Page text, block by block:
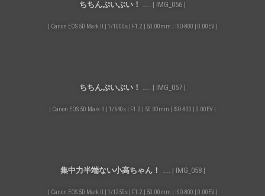
ちちんぷいぷい！ ….. | IMG_056 |
| Canon EOS 5D Mark II | 1/1000s | F1.2 | 50.00mm | ISO-800 | 0.00EV |
ちちんぷいぷい！ ….. | IMG_057 |
| Canon EOS 5D Mark II | 1/640s | F1.2 | 50.00mm | ISO-800 | 0.00EV |
集中力半端ない小高ちゃん！ ….. | IMG_058 |
| Canon EOS 5D Mark II | 1/1250s | F1.2 | 50.00mm | ISO-800 | 0.00EV |